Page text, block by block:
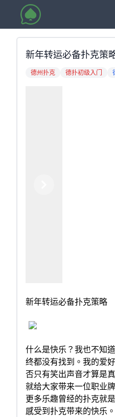
新年转运必备扑克策
德州扑克 德扑初级入门
新年转运必备扑克策略
什么是快乐？我也不知
终都没有找到。我的爱
否只有笑出声音才算是
就给大家带来一位职业
更多乐趣曾经的扑克就
感受到扑克带来的快乐